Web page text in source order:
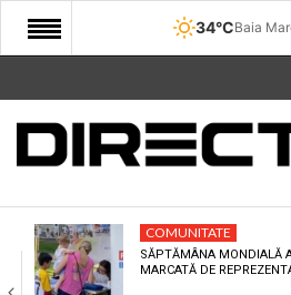
34°CBaia
START
COMUNITATE
CULTURA
ECONOMIE
COMUNITATE
SĂPTĂMÂNA MONDIALĂ
MARCATĂ DE